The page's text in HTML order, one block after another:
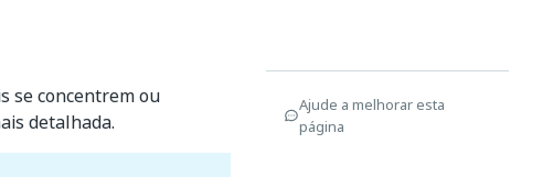
se concentrem ou
detalhada.
Ajude a melhorar esta
página